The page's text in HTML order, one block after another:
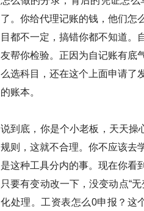
了。你给代理记账的钱，他们怎
目都不一定，搞错你都不知道。
友帮你检验。正因为自记账有底
么选科目，还在这个上面申请了
的账本。
说到底，你是个小老板，天天操
规则，这就不合理。你不应该去
是这种工具分内的事。现在你看
只要有变动改一下，没变动点“
化处理。工资表怎么0申报？这